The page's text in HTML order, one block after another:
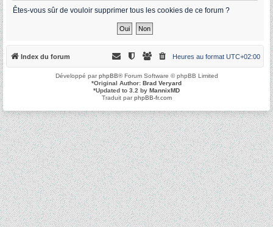
h
Êtes-vous sûr de vouloir supprimer tous les cookies de ce forum ?
Index du forum Heures au format UTC+02:00
Développé parphpBB® Forum Software © phpBB Limited
*Original Author: Brad Veryard
*Updated to 3.2 by MannixMD
Traduit parphpBB-fr.com